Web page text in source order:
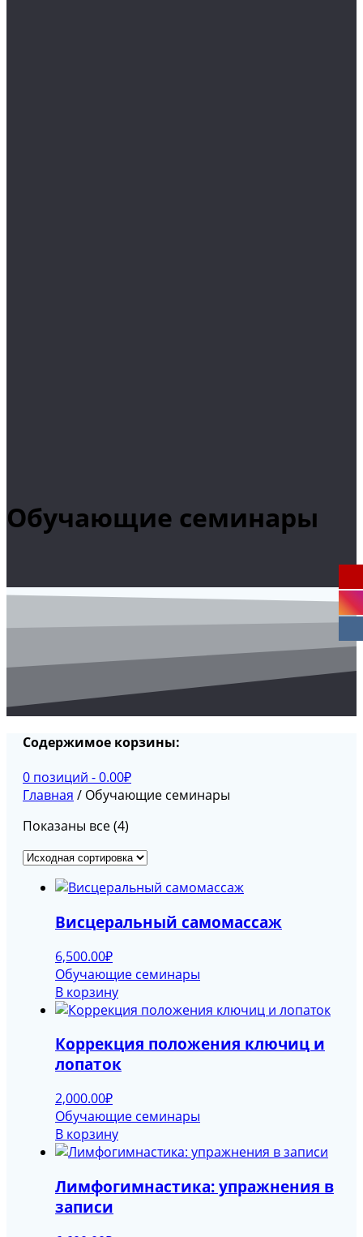
Обучающие семинары
Содержимое корзины:
0 позиций -0.00₽
Главная / Обучающие семинары
Показаны все (4)
Висцеральный самомассаж
6,500.00₽
Обучающие семинары
В корзину
Коррекция положения ключиц и
лопаток
2,000.00₽
Обучающие семинары
В корзину
Лимфогимнастика: упражнения в
записи